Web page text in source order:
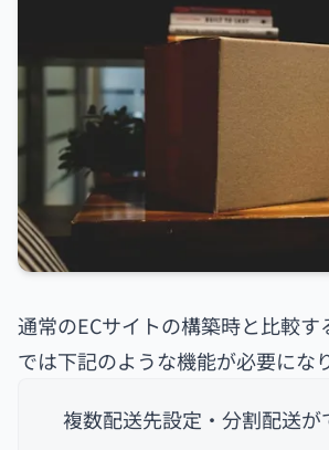
通常のECサイトの構築時と比較す
では下記のような機能が必要にな
複数配送先設定・分割配送が